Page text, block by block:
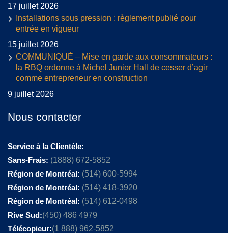
17 juillet 2026
Installations sous pression : règlement publié pour
entrée en vigueur
15 juillet 2026
COMMUNIQUÉ – Mise en garde aux consommateurs :
la RBQ ordonne à Michel Junior Hall de cesser d’agir
comme entrepreneur en construction
9 juillet 2026
Nous contacter
Service à la Clientèle:
Sans-Frais: (1888) 672-5852
Région de Montréal: (514) 600-5994
Région de Montréal: (514) 418-3920
Région de Montréal: (514) 612-0498
Rive Sud:(450) 486 4979
Télécopieur:(1 888) 962-5852